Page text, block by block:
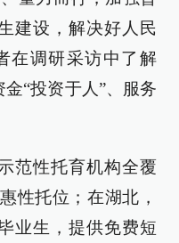
建设，解决好人民
在调研采访中了解
“投资于人”、服务
范性托育机构全覆
性托位；在湖北，
业生，提供免费短